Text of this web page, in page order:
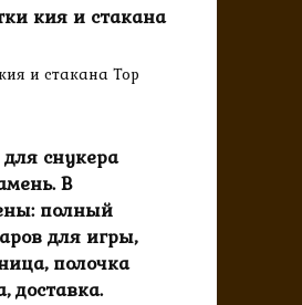
кия и стакана
и стакана Top
снукера
В
полный
для игры,
полочка
доставка.